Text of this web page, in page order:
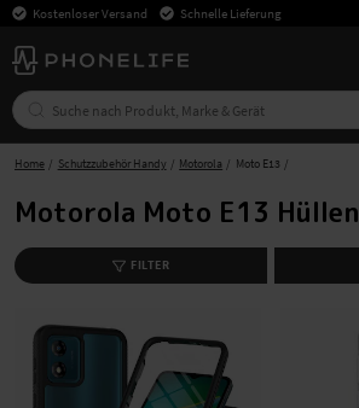
Kostenloser Versand Schnelle Lieferung
Home Schutzzubehör Handy Motorola Moto E13
Motorola Moto E13 Hüllen
FILTER